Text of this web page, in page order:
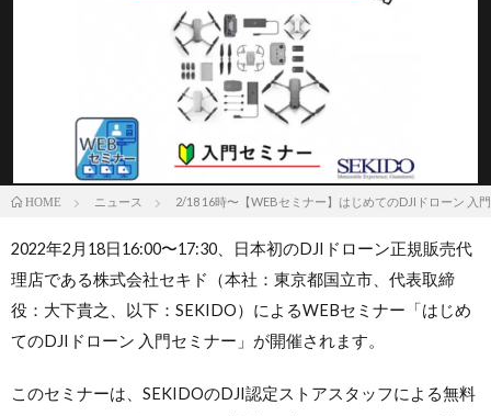
HOME ニュース 2/18 16時〜【WEBセミナー】はじめてのDJIドローン 入
2022年2月18日16:00〜17:30、日本初のDJIドローン正規販売代
理店である株式会社セキド（本社：東京都国立市、代表取締
役：大下貴之、以下：SEKIDO）によるWEBセミナー「はじめ
てのDJIドローン 入門セミナー」が開催されます。
このセミナーは、SEKIDOのDJI認定ストアスタッフによる無料